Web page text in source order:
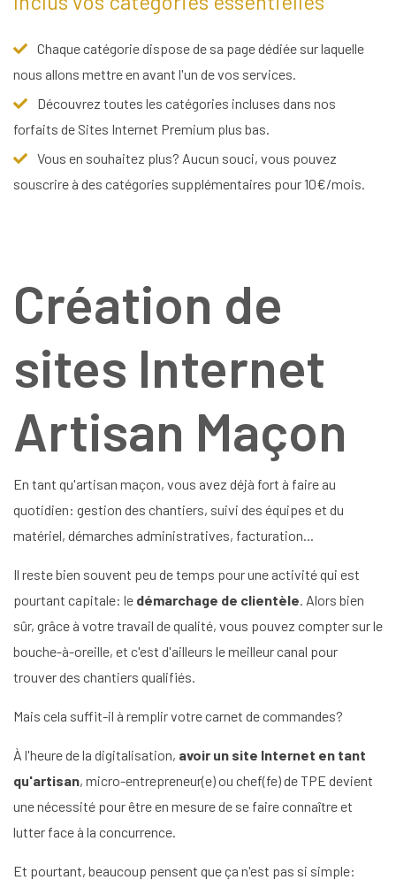
Chaque catégorie dispose de sa page dédiée sur laquelle
nous allons mettre en avant l'un de vos services.
Découvrez toutes les catégories incluses dans nos
forfaits de Sites Internet Premium plus bas.
Vous en souhaitez plus? Aucun souci, vous pouvez
souscrire à des catégories supplémentaires pour 10€/mois.
Création de
sites Internet
Artisan Maçon
En tant qu'artisan maçon, vous avez déjà fort à faire au
quotidien: gestion des chantiers, suivi des équipes et du
matériel, démarches administratives, facturation...
Il reste bien souvent peu de temps pour une activité qui est
pourtant capitale: le démarchage de clientèle . Alors bien
sûr, grâce à votre travail de qualité, vous pouvez compter sur le
bouche-à-oreille, et c'est d'ailleurs le meilleur canal pour
trouver des chantiers qualifiés.
Mais cela suffit-il à remplir votre carnet de commandes?
À l'heure de la digitalisation, avoir un site Internet en tant
qu'artisan, micro-entrepreneur(e) ou chef(fe) de TPE devient
une nécessité pour être en mesure de se faire connaître et
lutter face à la concurrence.
Et pourtant, beaucoup pensent que ça n'est pas si simple: